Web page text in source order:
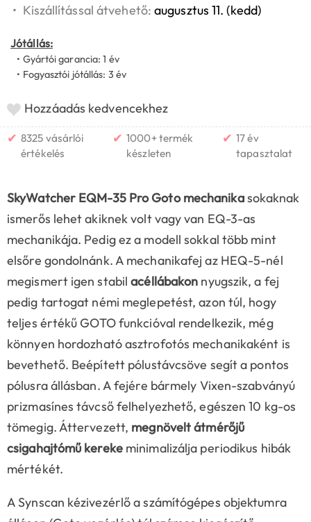
• Kiszállítással átvehető:augusztus 11. (kedd)
Jótállás:
• Gyártói garancia: 1 év
• Fogyasztói jótállás: 3 év
Hozzáadás kedvencekhez
✔ 8325 vásárlói
értékelés
✔ 1000+ termék
készleten
✔ 17 év
tapasztalat
SkyWatcher EQM-35 Pro Goto mechanikasokaknak
ismerős lehet akiknek volt vagy van EQ-3-as
mechanikája. Pedig ez a modell sokkal több mint
elsőre gondolnánk. A mechanikafej az HEQ-5-nél
megismert igen stabilacéllábakon nyugszik, a fej
pedig tartogat némi meglepetést, azon túl, hogy
teljes értékű GOTO funkcióval rendelkezik, még
könnyen hordozható asztrofotós mechanikaként is
bevethető. Beépített pólustávcsöve segít a pontos
pólusra állásban. A fejére bármely Vixen-szabványú
prizmasínes távcső felhelyezhető, egészen 10 kg-os
tömegig. Áttervezett, megnövelt átmérőjű
csigahajtómű kerekeminimalizálja periodikus hibák
mértékét.
A Synscan kézivezérlő a számítógépes objektumra